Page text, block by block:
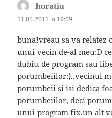
horatiu
11.05.2011 la 19:09
buna!vreau sa va relatez
unui vecin de-al meu:D
dubiu de program sau
porumbeiilor:)..vecinul
porumbeii si isi dedica
porumbeiilor, deci
unui program fix.un alt